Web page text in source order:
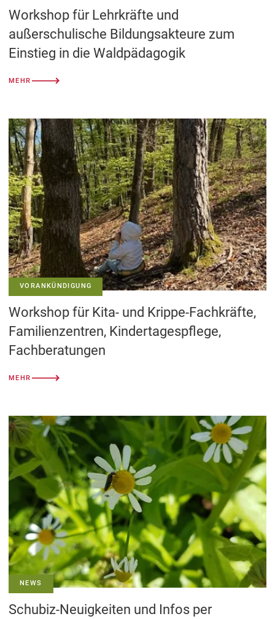
Workshop für Lehrkräfte und
außerschulische Bildungsakteure zum
Einstieg in die Waldpädagogik
MEHR
VORANKÜNDIGUNG
Workshop für Kita- und Krippe-Fachkräfte,
Familienzentren, Kindertagespflege,
Fachberatungen
MEHR
NEWS
Schubiz-Neuigkeiten und Infos per